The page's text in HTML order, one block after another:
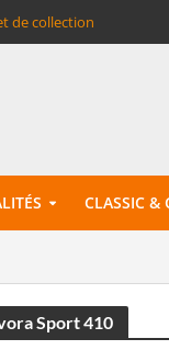
de collection
CLASSIC &
Sport 410